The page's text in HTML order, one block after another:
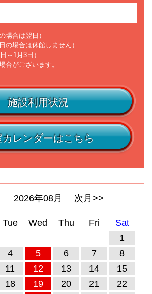
場合は翌日）
の場合は休館しません）
～1月3日）
合がございます。
施設利用状況
カレンダーはこちら
2026年08月 次月>>
Tue Wed Thu Fri
Sat
1
4 5 6 7
8
11 12 13 14
15
18 19 20 21
22